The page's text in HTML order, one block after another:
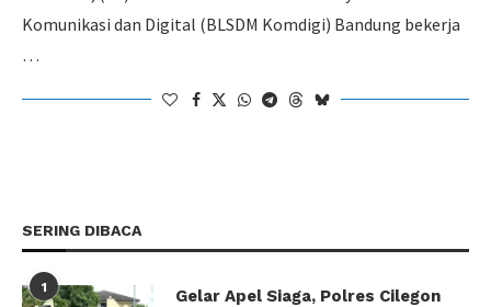
Komunikasi dan Digital (BLSDM Komdigi) Bandung bekerja
…
SERING DIBACA
1
Gelar Apel Siaga, Polres Cilegon